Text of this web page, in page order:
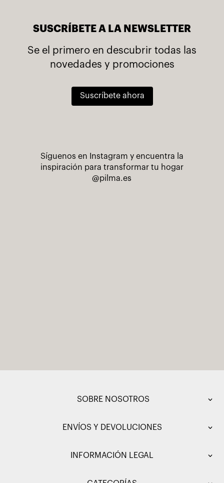
SUSCRÍBETE A LA NEWSLETTER
Se el primero en descubrir todas las
novedades y promociones
Suscríbete ahora
Síguenos en Instagram y encuentra la
inspiración para transformar tu hogar
@pilma.es
SOBRE NOSOTROS
ENVÍOS Y DEVOLUCIONES
INFORMACIÓN LEGAL